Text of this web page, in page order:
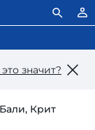
значит?
Крит